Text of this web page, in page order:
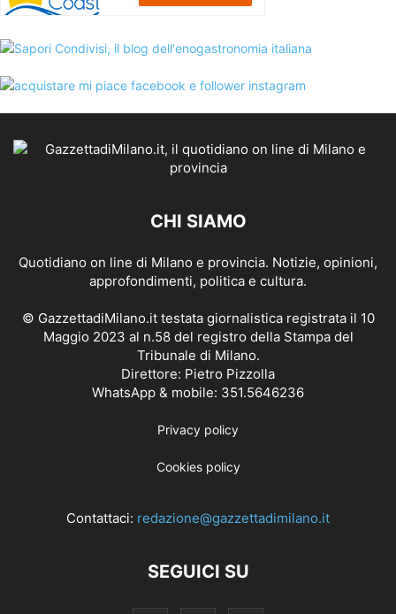
CHI SIAMO
Quotidiano on line di Milano e provincia. Notizie, opinioni,
approfondimenti, politica e cultura.
© GazzettadiMilano.it testata giornalistica registrata il 10
Maggio 2023 al n.58 del registro della Stampa del
Tribunale di Milano.
Direttore: Pietro Pizzolla
WhatsApp & mobile: 351.5646236
Privacy policy
Cookies policy
Contattaci: redazione@gazzettadimilano.it
SEGUICI SU